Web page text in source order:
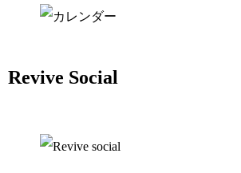
Revive Social